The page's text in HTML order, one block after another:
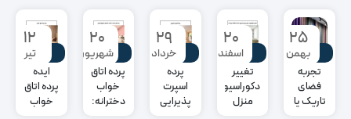
بلاگ
۲۵
بهمن
تجربه
فضای
تاریک یا
بلاگ
۲۰
اسفند
تغییر
دکوراسیون
منزل
بلاگ
۲۹
خرداد
پرده
اسپرت
پذیرایی
بلاگ
۲۰
شهریور
پرده اتاق
خواب
دخترانه:
بلاگ
۱۲
تیر
ایده
پرده اتاق
خواب